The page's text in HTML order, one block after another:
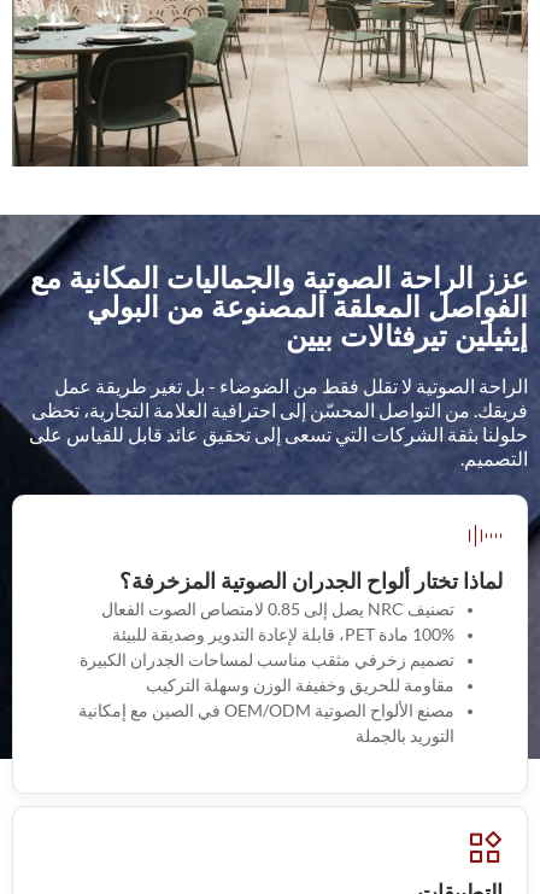
BP-51
BP-52
BP-53
BP-54
عزز الراحة الصوتية والجماليات المكانية مع
الفواصل المعلقة المصنوعة من البولي
إيثيلين تيرفثالات بيين
الراحة الصوتية لا تقلل فقط من الضوضاء - بل تغير طريقة عمل
فريقك. من التواصل المحسّن إلى احترافية العلامة التجارية، تحظى
حلولنا بثقة الشركات التي تسعى إلى تحقيق عائد قابل للقياس على
التصميم.
لماذا تختار ألواح الجدران الصوتية المزخرفة؟
تصنيف NRC يصل إلى 0.85 لامتصاص الصوت الفعال
100% مادة PET، قابلة لإعادة التدوير وصديقة للبيئة
تصميم زخرفي مثقب مناسب لمساحات الجدران الكبيرة
مقاومة للحريق وخفيفة الوزن وسهلة التركيب
مصنع الألواح الصوتية OEM/ODM في الصين مع إمكانية
التوريد بالجملة